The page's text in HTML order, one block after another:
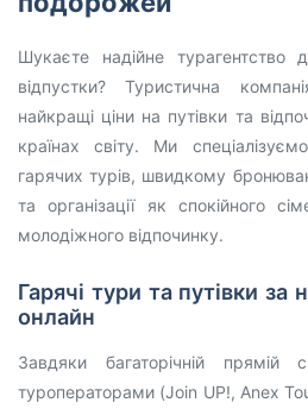
Шукаєте надійне турагентство
відпустки? Туристична
найкращі ціни на путівки та
країнах світу. Ми
гарячих турів, швидкому
та організації як спокійного
молодіжного відпочинку.
Гарячі тури та путівки
онлайн
Завдяки багаторічній прямій
туроператорами (Join UP!, Anex